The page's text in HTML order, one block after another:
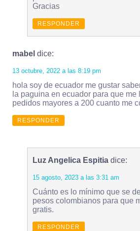
Gracias
RESPONDER
mabel dice:
13 octubre, 2022 a las 8:19 pm
hola soy de ecuador me gustar
la paguina en ecuador para que me
pedidos mayores a 200 cuanto me
RESPONDER
Luz Angelica Espitia dice:
15 agosto, 2023 a las 3:31 am
Cuánto es lo mínimo que se
pesos colombianos para que
gratis.
RESPONDER